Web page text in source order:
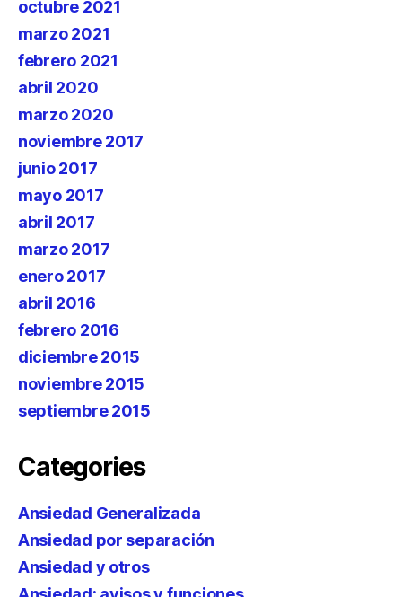
octubre 2021
marzo 2021
febrero 2021
abril 2020
marzo 2020
noviembre 2017
junio 2017
mayo 2017
abril 2017
marzo 2017
enero 2017
abril 2016
febrero 2016
diciembre 2015
noviembre 2015
septiembre 2015
Categories
Ansiedad Generalizada
Ansiedad por separación
Ansiedad y otros